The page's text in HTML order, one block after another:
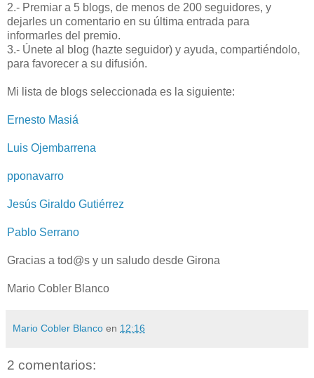
2.- Premiar a 5 blogs, de menos de 200 seguidores, y
dejarles un comentario en su última entrada para
informarles del premio.
3.- Únete al blog (hazte seguidor) y ayuda, compartiéndolo,
para favorecer a su difusión.
Mi lista de blogs seleccionada es la siguiente:
Ernesto Masiá
Luis Ojembarrena
pponavarro
Jesús Giraldo Gutiérrez
Pablo Serrano
Gracias a tod@s y un saludo desde Girona
Mario Cobler Blanco
Mario Cobler Blanco en 12:16
2 comentarios: